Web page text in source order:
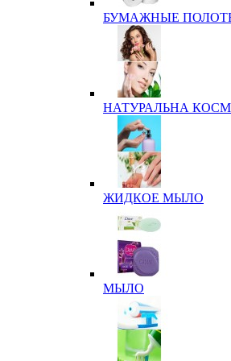
БУМАЖНЫЕ
НАТУРАЛЬНА
ЖИДКОЕ МЫЛО
МЫЛО